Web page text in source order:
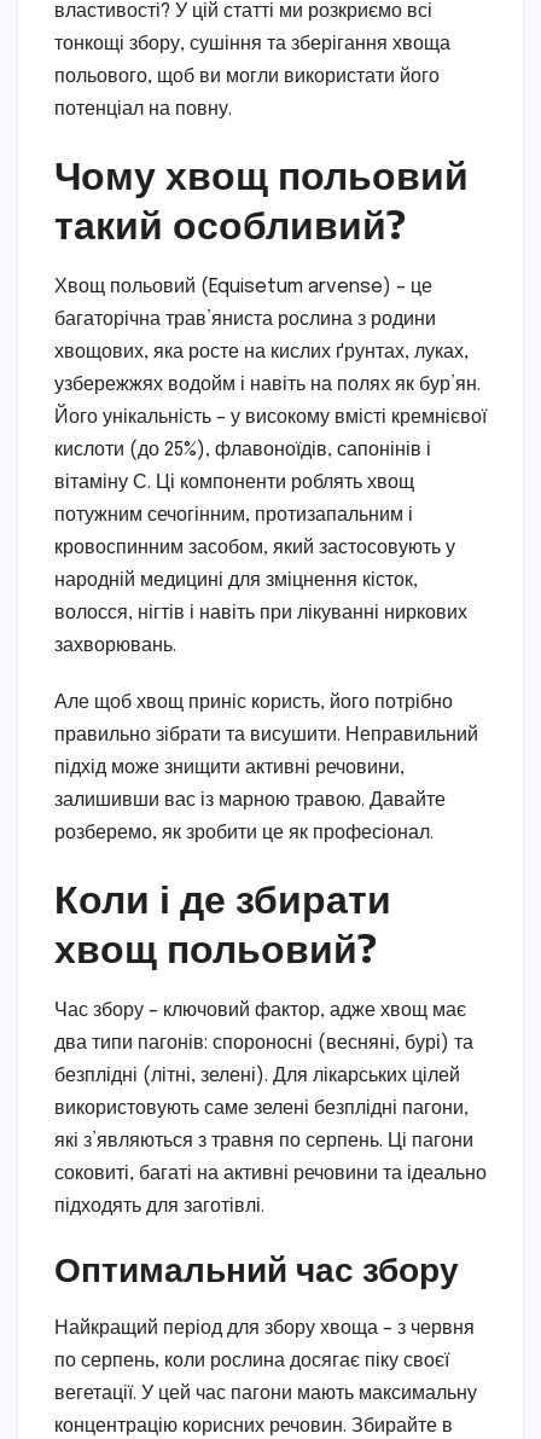
властивості? У цій статті ми розкриємо всі
тонкощі збору, сушіння та зберігання хвоща
польового, щоб ви могли використати його
потенціал на повну.
Чому хвощ польовий
такий особливий?
Хвощ польовий (Equisetum arvense) – це
багаторічна трав’яниста рослина з родини
хвощових, яка росте на кислих ґрунтах, луках,
узбережжях водойм і навіть на полях як бур’ян.
Його унікальність – у високому вмісті кремнієвої
кислоти (до 25%), флавоноїдів, сапонінів і
вітаміну С. Ці компоненти роблять хвощ
потужним сечогінним, протизапальним і
кровоспинним засобом, який застосовують у
народній медицині для зміцнення кісток,
волосся, нігтів і навіть при лікуванні ниркових
захворювань.
Але щоб хвощ приніс користь, його потрібно
правильно зібрати та висушити. Неправильний
підхід може знищити активні речовини,
залишивши вас із марною травою. Давайте
розберемо, як зробити це як професіонал.
Коли і де збирати
хвощ польовий?
Час збору – ключовий фактор, адже хвощ має
два типи пагонів: спороносні (весняні, бурі) та
безплідні (літні, зелені). Для лікарських цілей
використовують саме зелені безплідні пагони,
які з’являються з травня по серпень. Ці пагони
соковиті, багаті на активні речовини та ідеально
підходять для заготівлі.
Оптимальний час збору
Найкращий період для збору хвоща – з червня
по серпень, коли рослина досягає піку своєї
вегетації. У цей час пагони мають максимальну
концентрацію корисних речовин. Збирайте в